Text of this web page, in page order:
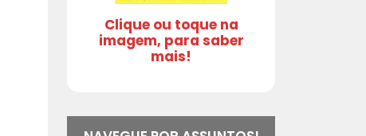
Clique ou toque na
imagem, para saber
mais!